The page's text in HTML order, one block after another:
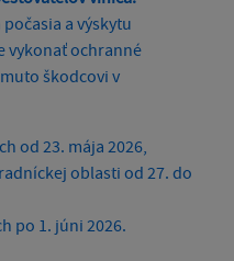
a výskytu
vykonať ochranné
škodcovi v
od 23. mája 2026,
oblasti od 27. do
po 1. júni 2026.